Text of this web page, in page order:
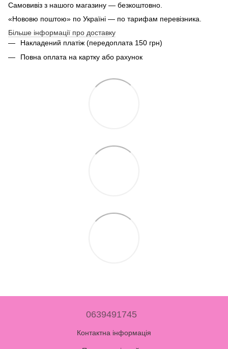
Самовивіз з нашого магазину — безкоштовно.
«Нововю поштою» по Україні — по тарифам перевізника.
Більше інформації про доставку
Накладений платіж (передоплата 150 грн)
Повна оплата на картку або рахунок
0639491745
Контактна інформація